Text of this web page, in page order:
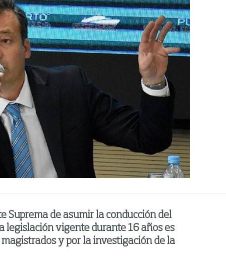
Suprema de asumir la conducción del
legislación vigente durante 16 años es
y por la investigación de la